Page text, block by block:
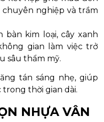
chuyên nghiệp và trầm
kim loại, cây xanh
gian làm việc trở
sâu thẩm mỹ.
tán sáng nhẹ, giúp
thời gian dài.
NHỰA VÂN